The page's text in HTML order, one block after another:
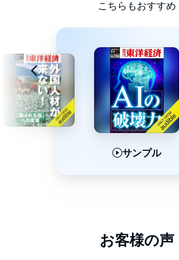
こちらもおすすめ
サンプル